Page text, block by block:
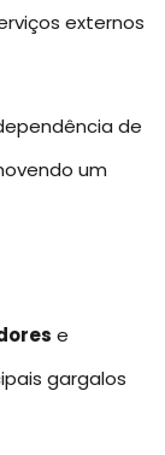
externos
de
um
e
gargalos